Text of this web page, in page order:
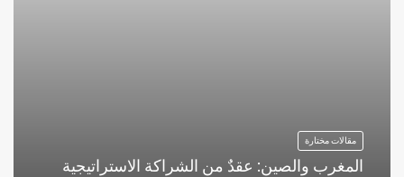
مقالات مختارة
المغرب والصين: عقدٌ من الشراكة الاستراتيجية